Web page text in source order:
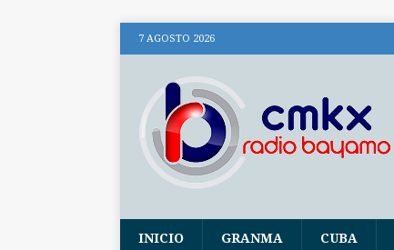
7 AGOSTO 2026
INICIO GRANMA CUBA